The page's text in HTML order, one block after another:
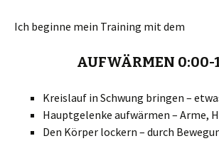
Ich beginne mein Training mit dem
AUFWÄRMEN 0:00-
Kreislauf in Schwung bringen –
Hauptgelenke aufwärmen – Arme,
Den Körper lockern – durch